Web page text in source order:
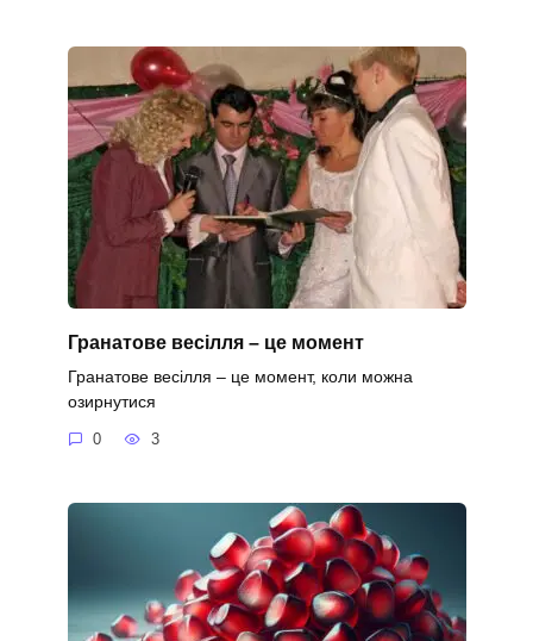
Гранатове весілля – це момент
Гранатове весілля – це момент, коли можна
озирнутися
0 3